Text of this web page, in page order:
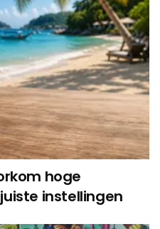
hoge
instellingen